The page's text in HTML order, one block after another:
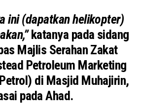
ini (dapatkan helikopter)
katanya pada sidang
Majlis Serahan Zakat
Petroleum Marketing
di Masjid Muhajirin,
pada Ahad.